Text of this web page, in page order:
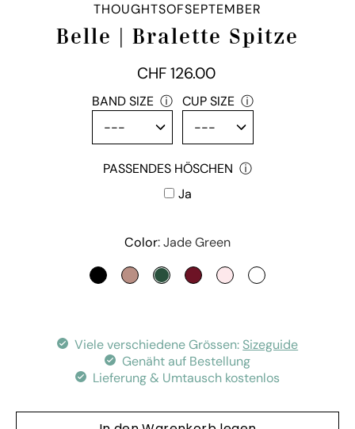
THOUGHTSOFSEPTEMBER
Belle | Bralette Spitze
CHF 126.00
BAND SIZE ⓘ CUP SIZE ⓘ
PASSENDES HÖSCHEN ⓘ
Ja
Color Jade Green
SCHWARZSMOKEY ROSE
JADE GREEN
RUBY REDDAHLIA ROSE
IVORY
Variante auswählen
Viele verschiedene Grössen: Sizeguide
Genäht auf Bestellung
Lieferung & Umtausch kostenlos